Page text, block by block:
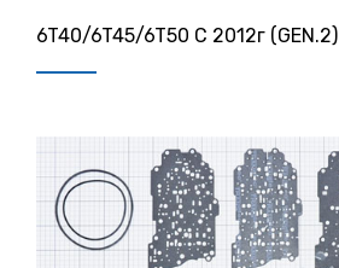
6T40/6T45/6T50 C 2012г (GEN.2)